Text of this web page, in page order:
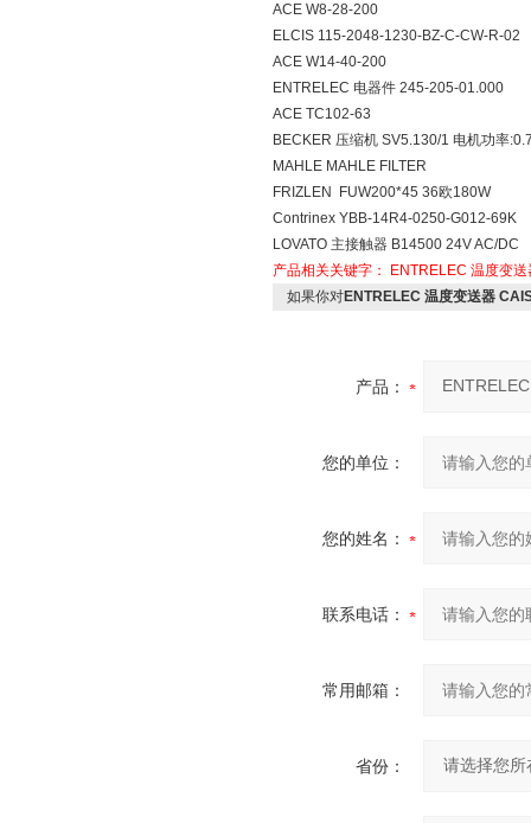
ACE W8-28-200
ELCIS 115-2048-1230-BZ-C-CW-R-02
ACE W14-40-200
ENTRELEC 电器件 245-205-01.000
ACE TC102-63
BECKER 压缩机 SV5.130/1 电机功率
MAHLE MAHLE FILTER
FRIZLEN FUW200*45 36欧180W
Contrinex YBB-14R4-0250-G012-69K
LOVATO 主接触器 B14500 24V AC/DC
产品相关关键字：
ENTRELEC 温度变送
如果你对ENTRELEC 温度变送器
产品：
您的单位：
您的姓名：
联系电话：
常用邮箱：
省份：